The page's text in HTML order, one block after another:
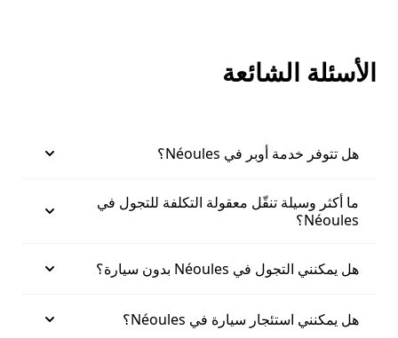
الأسئلة الشائعة
هل تتوفر خدمة أوبر في Néoules؟
ما أكثر وسيلة تنقّل معقولة التكلفة للتجول في
Néoules؟
هل يمكنني التجول في Néoules بدون سيارة؟
هل يمكنني استئجار سيارة في Néoules؟